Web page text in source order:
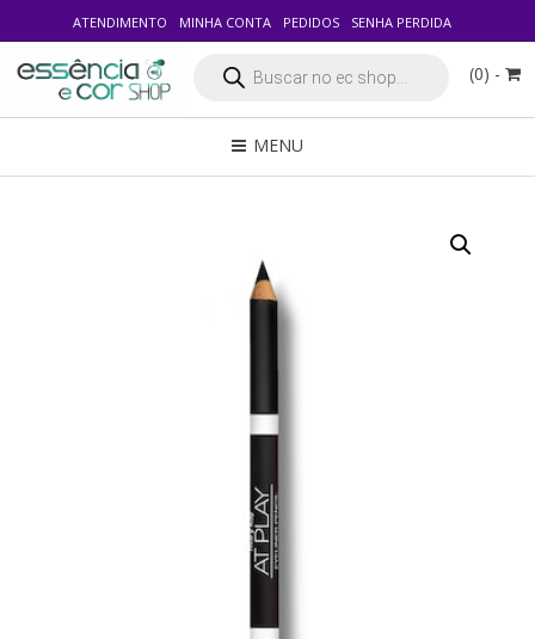
ATENDIMENTO MINHA CONTA PEDIDOS SENHA PERDIDA
produtos (0) -
MENU